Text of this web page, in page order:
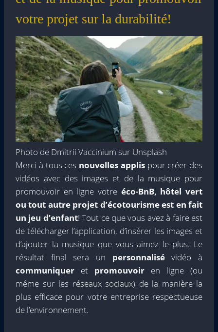
votre projet sur la durabilité!
Photo de Dmitrii Vaccinium sur Unsplash
Merci à tous ces nouvelles applispour créer des
vidéos avec des images et de la musique pour
promouvoir en ligne votre éco-BnB, hôtel vert
ou tout autre projet d’écotourisme est en fait
un jeu d’enfant! Tout ce que vous avez à faire est
de télécharger l’application, d’insérer les images et
d’ajouter la musique que vous aimez le plus. Le
résultat final sera un personnalisévidéo à
communiquer et promouvoir en ligne (ou
même sur les réseaux sociaux) de la manière la
plus efficace pour votre entreprise respectueuse
de l’environnement.